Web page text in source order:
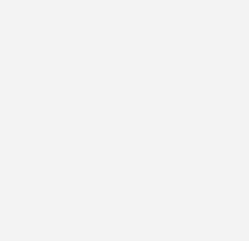
mit dem ERE
Sie regelmäßig von uns